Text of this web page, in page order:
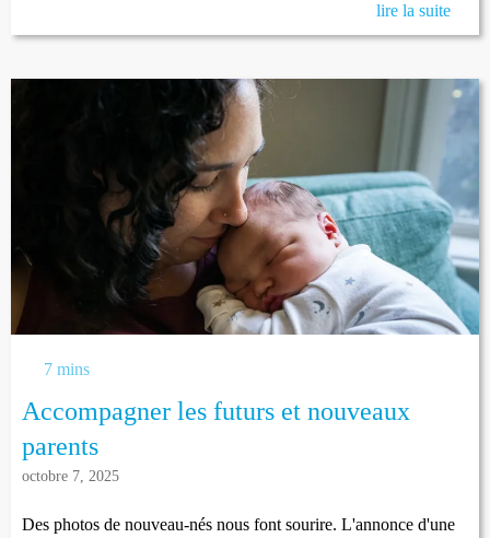
lire la suite
7 mins
Accompagner les futurs et nouveaux
parents
octobre 7, 2025
Des photos de nouveau-nés nous font sourire. L'annonce d'une